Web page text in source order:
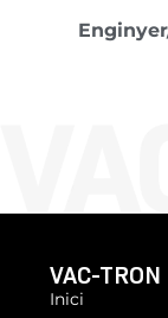
VAC-TRON
Inici